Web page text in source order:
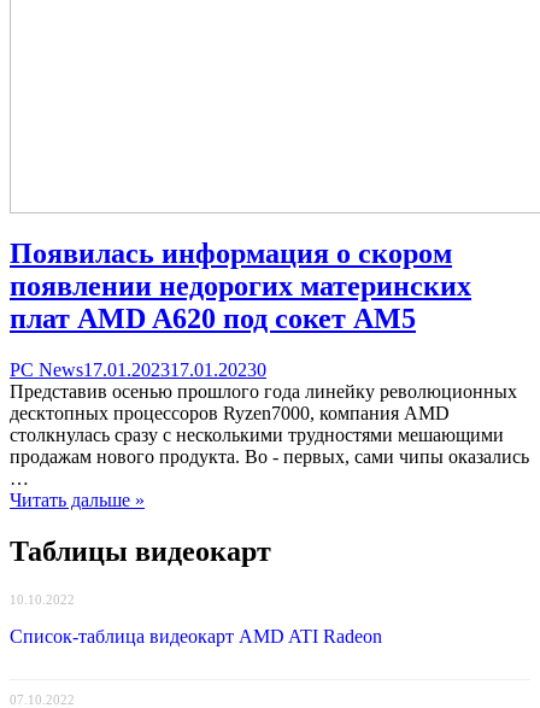
Появилась информация о скором
появлении недорогих материнских
плат AMD A620 под сокет AM5
Categories
PC NewsPosted
on
17.01.202317.01.20230comments
on
Появилась
информация
о
плат
под
Представив осенью прошлого года линейку революционных
десктопных процессоров Ryzen7000, компания AMD
столкнулась сразу с несколькими трудностями мешающими
продажам нового продукта. Во - первых, сами чипы оказались
…
Читать дальше »
Таблицы видеокарт
10.10.2022
Список-таблица видеокарт AMD ATI Radeon
07.10.2022